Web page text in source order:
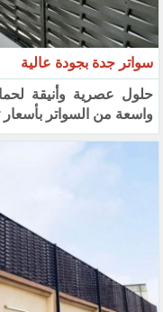
سواتر جدة بجودة عالية
حلول عصرية وأنيقة
واسعة من السواتر بأسعار